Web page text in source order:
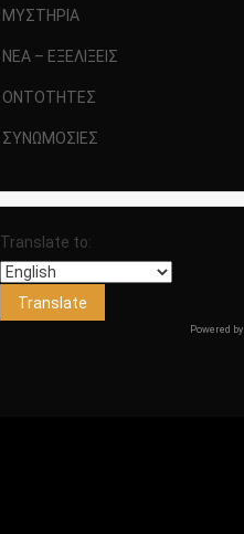
ΜΥΣΤΗΡΙΑ
ΝΕΑ – ΕΞΕΛΙΞΕΙΣ
ΟΝΤΟΤΗΤΕΣ
ΣΥΝΩΜΟΣΙΕΣ
Translate to:
Powered by